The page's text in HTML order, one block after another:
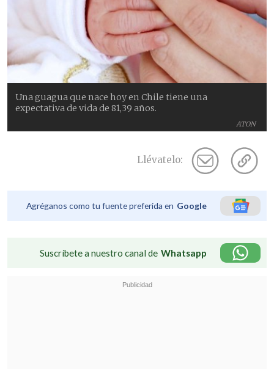
ATON
Una guagua que nace hoy en Chile tiene una
expectativa de vida de 81,39 años.
Llévatelo:
Agréganos como tu fuente preferida en Google
Suscríbete a nuestro canal de Whatsapp